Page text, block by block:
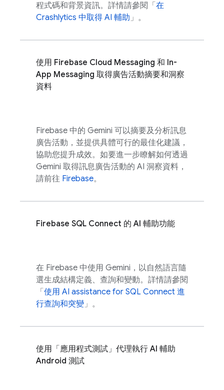
程式碼和背景資訊。詳情請參閱「 在
Crashlytics 中取得 AI 輔助 」。
使用 Firebase Cloud Messaging 和 In-
App Messaging 取得廣告活動摘要和洞察
資料
Firebase 中的 Gemini 可以摘要及分析訊息
廣告活動，並提供具體可行的最佳化建議，
協助您提升成效。如要進一步瞭解如何透過
Gemini 取得訊息廣告活動的 AI 洞察資料，
請前往 Firebase。
Firebase SQL Connect 的 AI 輔助功能
在 Firebase 中使用 Gemini，以自然語言隨
選生成結構定義、查詢和變動。詳情請參閱
「 使用 AI assistance for SQL Connect 進
行查詢和突變 」。
使用「應用程式測試」代理執行 AI 輔助
Android 測試